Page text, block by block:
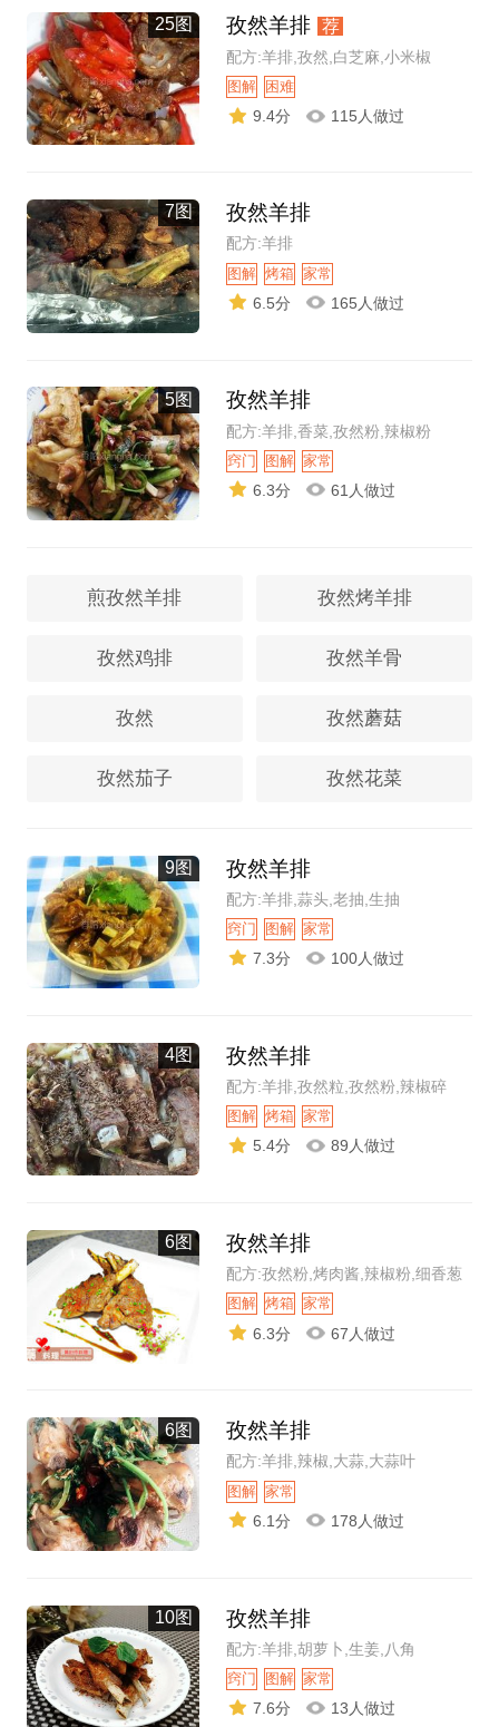
25图 孜然羊排 荐
配方:羊排,孜然,白芝麻,小米椒
图解 困难
9.4分 115人做过
7图 孜然羊排
配方:羊排
图解 烤箱 家常
6.5分 165人做过
5图 孜然羊排
配方:羊排,香菜,孜然粉,辣椒粉
窍门 图解 家常
6.3分 61人做过
煎孜然羊排 孜然烤羊排
孜然鸡排 孜然羊骨
孜然 孜然蘑菇
孜然茄子 孜然花菜
9图 孜然羊排
配方:羊排,蒜头,老抽,生抽
窍门 图解 家常
7.3分 100人做过
4图 孜然羊排
配方:羊排,孜然粒,孜然粉,辣椒碎
图解 烤箱 家常
5.4分 89人做过
6图 孜然羊排
配方:孜然粉,烤肉酱,辣椒粉,细香葱
图解 烤箱 家常
6.3分 67人做过
6图 孜然羊排
配方:羊排,辣椒,大蒜,大蒜叶
图解 家常
6.1分 178人做过
10图 孜然羊排
配方:羊排,胡萝卜,生姜,八角
窍门 图解 家常
7.6分 13人做过